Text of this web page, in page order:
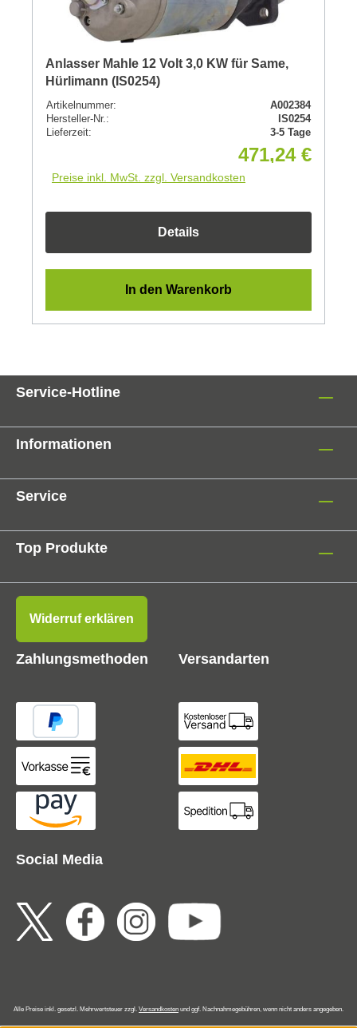
Anlasser Mahle 12 Volt 3,0 KW für Same,
Hürlimann (IS0254)
Artikelnummer:
A002384
Hersteller-Nr.:
IS0254
Lieferzeit:
3-5 Tage
471,24 €
Preise inkl. MwSt. zzgl. Versandkosten
Details
In den Warenkorb
Service-Hotline
Informationen
Service
Top Produkte
Social Media
Widerruf erklären
Zahlungsmethoden Versandarten
Alle Preise inkl. gesetzl. Mehrwertsteuer zzgl. Versandkosten und ggf. Nachnahmegebühren, wenn nicht anders angegeben.